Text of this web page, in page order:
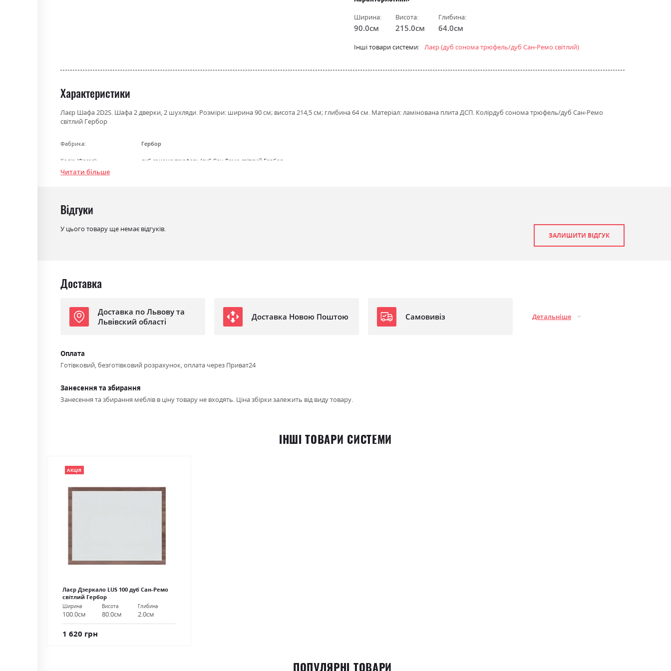
Ширина:
90.0см
Висота:
215.0см
Глибина:
64.0см
Інші товари системи: Лаєр (дуб сонома трюфель/дуб Сан-Ремо світлий)
Характеристики
Лаєр Шафа 2D2S. Шафа 2 дверки, 2 шухляди. Розміри: ширина 90 см; висота 214,5 см; глибина 64 см. Матеріал: ламінована плита ДСП. Колірдуб сонома трюфель/дуб Сан-Ремо
світлий Гербор
Фабрика: Гербор
Колір (Фасад): дуб сонома трюфель/дуб Сан-Ремо світлий Гербор
Колір (Корпус):
Стиль
Матеріал ламінована ДСП
Читати більше
Відгуки
У цього товару ще немає відгуків.
ЗАЛИШИТИ ВІДГУК
Доставка
Доставка по Львову та
Львівский області
Доставка Новою Поштою Самовивіз Детальніше
Оплата
Готівковий, безготівковий розрахунок, оплата через Приват24
Занесення та збирання
Занесення та збирання меблів в ціну товару не входять. Ціна збірки залежить від виду товару.
ІНШІ ТОВАРИ СИСТЕМИ
АКЦІЯ
Лаєр Дзеркало LUS 100 дуб Сан-Ремо
світлий Гербор
Ширина
100.0см
Висота
80.0см
Глибина
2.0см
1 620 грн
ПОПУЛЯРНІ ТОВАРИ